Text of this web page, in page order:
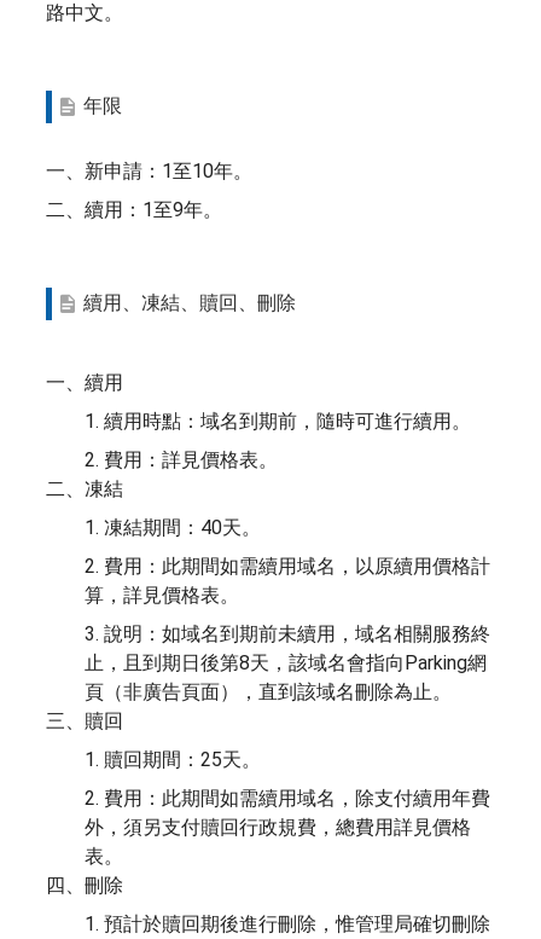
路中文。
年限
一、新申請：1至10年。
二、續用：1至9年。
續用、凍結、贖回、刪除
一、續用
1. 續用時點：域名到期前，隨時可進行續用。
2. 費用：詳見價格表。
二、凍結
1. 凍結期間：40天。
2. 費用：此期間如需續用域名，以原續用價格計
算，詳見價格表。
3. 說明：如域名到期前未續用，域名相關服務終
止，且到期日後第8天，該域名會指向Parking網
頁（非廣告頁面），直到該域名刪除為止。
三、贖回
1. 贖回期間：25天。
2. 費用：此期間如需續用域名，除支付續用年費
外，須另支付贖回行政規費，總費用詳見價格
表。
四、刪除
1. 預計於贖回期後進行刪除，惟管理局確切刪除